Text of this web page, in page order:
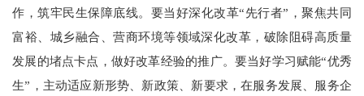
作，筑牢民生保障底线。要当好深化改革“先行者”，聚焦共同
富裕、城乡融合、营商环境等领域深化改革，破除阻碍高质量
发展的堵点卡点，做好改革经验的推广。要当好学习赋能“优秀
生”，主动适应新形势、新政策、新要求，在服务发展、服务企